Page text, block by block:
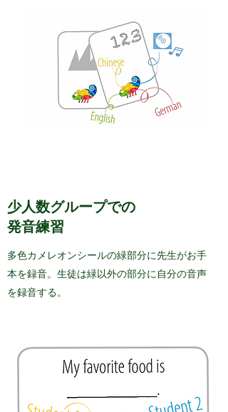
少人数グループでの
発音練習
多色カメレオンシールの緑部分に先生がお手
本を録音。生徒は緑以外の部分に自分の音声
を録音する。